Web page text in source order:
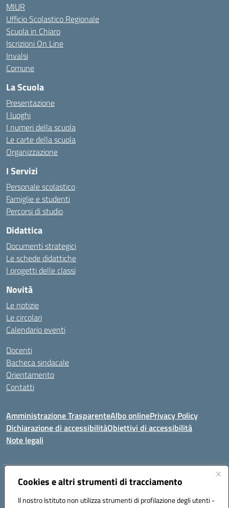
Cookies e altri strumenti di tracciamento
Il nostro Istituto non utilizza strumenti di profilazione degli utenti -
MIUR
Ufficio Scolastico Regionale
Scuola in Chiaro
Iscrizioni On Line
Invalsi
Comune
La Scuola
Presentazione
I luoghi
I numeri della scuola
Le carte della scuola
Organizzazione
I Servizi
Personale scolastico
Famiglie e studenti
Percorsi di studio
Didattica
Documenti strategici
Le schede didattiche
I progetti delle classi
Novità
Le notizie
Le circolari
Calendario eventi
Docenti
Bacheca sindacale
Orientamento
Contatti
Amministrazione TrasparenteAlbo onlinePrivacy Policy
Dichiarazione di accessibilitàObiettivi di accessibilità
Note legali
Indirizzo:Viale P. Togliatti snc 67039 Sulmona (AQ)
Posta elettronica certificata (PEC):aqis01900g@pec.istruzione.it